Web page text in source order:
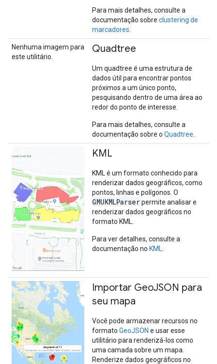
Para mais detalhes, consulte a
documentação sobre clustering de
marcadores
Nenhuma imagem para
este utilitário.
Quadtree
Um quadtree é uma estrutura de
dados útil para encontrar pontos
próximos a um único ponto,
pesquisando dentro de uma área ao
redor do ponto de interesse.
Para mais detalhes, consulte a
documentação sobre o Quadtree
KML
KML é um formato conhecido para
renderizar dados geográficos, como
pontos, linhas e polígonos. O
GMUKMLParserpermite analisar e
renderizar dados geográficos no
formato KML.
Para ver detalhes, consulte a
documentação no KML
Importar GeoJSON para
seu mapa
Você pode armazenar recursos no
formato GeoJSON e usar esse
utilitário para renderizá-los como
uma camada sobre um mapa.
Renderize dados geográficos no